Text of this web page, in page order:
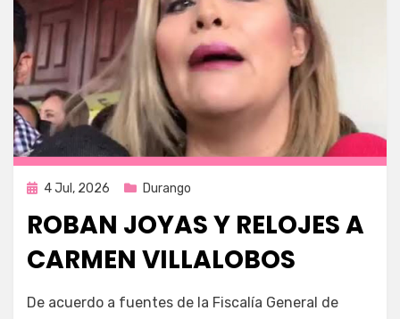
Publicada
4 Jul, 2026 Durango
ROBAN JOYAS Y RELOJES A
CARMEN VILLALOBOS
Fernando Miranda Servín
De acuerdo a fuentes de la Fiscalía General de